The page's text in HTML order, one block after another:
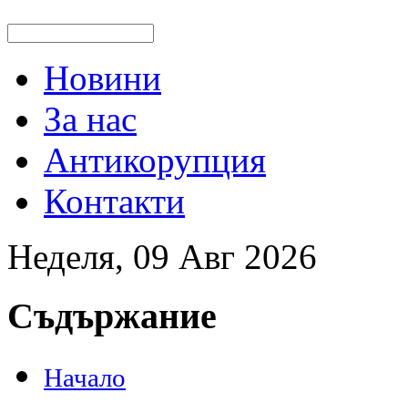
Новини
За нас
Антикорупция
Контакти
Неделя, 09 Авг 2026
Съдържание
Начало